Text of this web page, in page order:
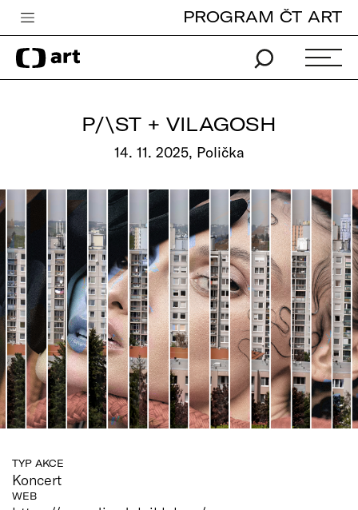
Česká televize
Zpravodajství
Pro děti
edu
Vše o ČT
PROGRAM ČT ART
P/\ST + VILAGOSH
14. 11. 2025, Polička
TYP AKCE
Koncert
WEB